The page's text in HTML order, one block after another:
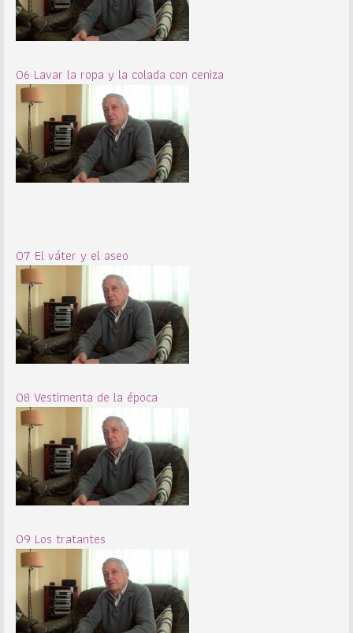
06 Lavar la ropa y la colada con ceniza
07 El váter y el aseo
08 Vestimenta de la época
09 Los tratantes